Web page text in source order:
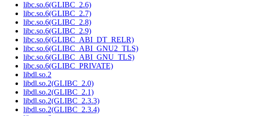
libc.so.6(GLIBC_2.6)
libc.so.6(GLIBC_2.7)
libc.so.6(GLIBC_2.8)
libc.so.6(GLIBC_2.9)
libc.so.6(GLIBC_ABI_DT_RELR)
libc.so.6(GLIBC_ABI_GNU2_TLS)
libc.so.6(GLIBC_ABI_GNU_TLS)
libc.so.6(GLIBC_PRIVATE)
libdl.so.2
libdl.so.2(GLIBC_2.0)
libdl.so.2(GLIBC_2.1)
libdl.so.2(GLIBC_2.3.3)
libdl.so.2(GLIBC_2.3.4)